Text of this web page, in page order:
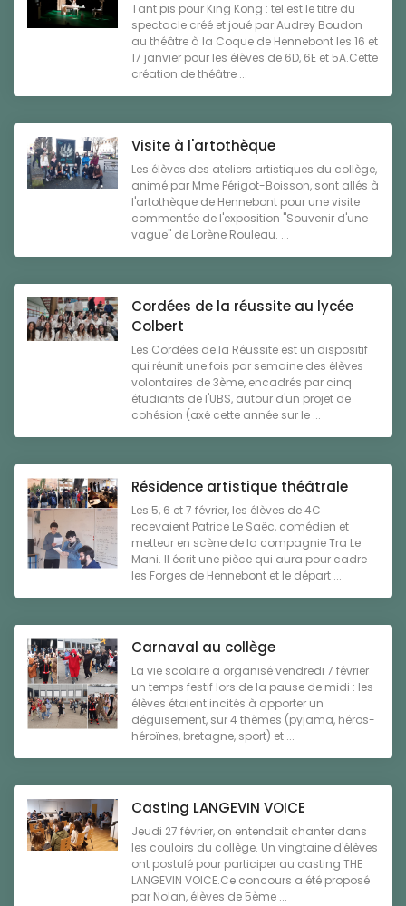
Tant pis pour King Kong : tel est le titre du
spectacle créé et joué par Audrey Boudon
au théâtre à la Coque de Hennebont les 16 et
17 janvier pour les élèves de 6D, 6E et 5A.Cette
création de théâtre ...
Visite à l'artothèque
Les élèves des ateliers artistiques du collège,
animé par Mme Périgot-Boisson, sont allés à
l'artothèque de Hennebont pour une visite
commentée de l'exposition "Souvenir d'une
vague" de Lorène Rouleau. ...
Cordées de la réussite au lycée
Colbert
Les Cordées de la Réussite est un dispositif
qui réunit une fois par semaine des élèves
volontaires de 3ème, encadrés par cinq
étudiants de l'UBS, autour d'un projet de
cohésion (axé cette année sur le ...
Résidence artistique théâtrale
Les 5, 6 et 7 février, les élèves de 4C
recevaient Patrice Le Saëc, comédien et
metteur en scène de la compagnie Tra Le
Mani. Il écrit une pièce qui aura pour cadre
les Forges de Hennebont et le départ ...
Carnaval au collège
La vie scolaire a organisé vendredi 7 février
un temps festif lors de la pause de midi : les
élèves étaient incités à apporter un
déguisement, sur 4 thèmes (pyjama, héros-
héroïnes, bretagne, sport) et ...
Casting LANGEVIN VOICE
Jeudi 27 février, on entendait chanter dans
les couloirs du collège. Un vingtaine d'élèves
ont postulé pour participer au casting THE
LANGEVIN VOICE.Ce concours a été proposé
par Nolan, élèves de 5ème ...